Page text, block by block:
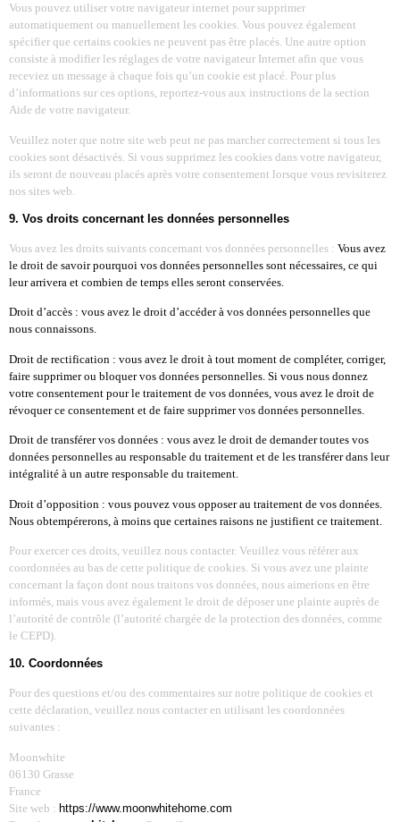
Vous pouvez utiliser votre navigateur internet pour supprimer
automatiquement ou manuellement les cookies. Vous pouvez également
spécifier que certains cookies ne peuvent pas être placés. Une autre option
consiste à modifier les réglages de votre navigateur Internet afin que vous
receviez un message à chaque fois qu’un cookie est placé. Pour plus
d’informations sur ces options, reportez-vous aux instructions de la section
Aide de votre navigateur.
Veuillez noter que notre site web peut ne pas marcher correctement si tous les
cookies sont désactivés. Si vous supprimez les cookies dans votre navigateur,
ils seront de nouveau placés après votre consentement lorsque vous revisiterez
nos sites web.
9. Vos droits concernant les données personnelles
Vous avez les droits suivants concernant vos données personnelles : Vous avez
le droit de savoir pourquoi vos données personnelles sont nécessaires, ce qui
leur arrivera et combien de temps elles seront conservées.
Droit d’accès : vous avez le droit d’accéder à vos données personnelles que
nous connaissons.
Droit de rectification : vous avez le droit à tout moment de compléter, corriger,
faire supprimer ou bloquer vos données personnelles. Si vous nous donnez
votre consentement pour le traitement de vos données, vous avez le droit de
révoquer ce consentement et de faire supprimer vos données personnelles.
Droit de transférer vos données : vous avez le droit de demander toutes vos
données personnelles au responsable du traitement et de les transférer dans leur
intégralité à un autre responsable du traitement.
Droit d’opposition : vous pouvez vous opposer au traitement de vos données.
Nous obtempérerons, à moins que certaines raisons ne justifient ce traitement.
Pour exercer ces droits, veuillez nous contacter. Veuillez vous référer aux
coordonnées au bas de cette politique de cookies. Si vous avez une plainte
concernant la façon dont nous traitons vos données, nous aimerions en être
informés, mais vous avez également le droit de déposer une plainte auprès de
l’autorité de contrôle (l’autorité chargée de la protection des données, comme
le CEPD).
10. Coordonnées
Pour des questions et/ou des commentaires sur notre politique de cookies et
cette déclaration, veuillez nous contacter en utilisant les coordonnées
suivantes :
Moonwhite
06130 Grasse
France
Site web : https://www.moonwhitehome.com